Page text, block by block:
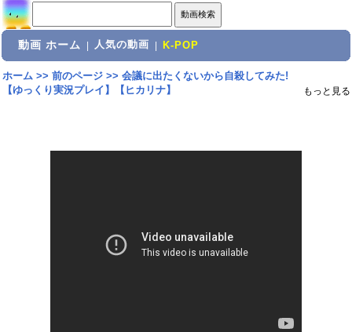
動画 ホーム 人気の動画 K-POP
ホーム>> 前のページ>> 会議に出たくないから自殺してみた!
【ゆっくり実況プレイ】【ヒカリナ】
もっと見る